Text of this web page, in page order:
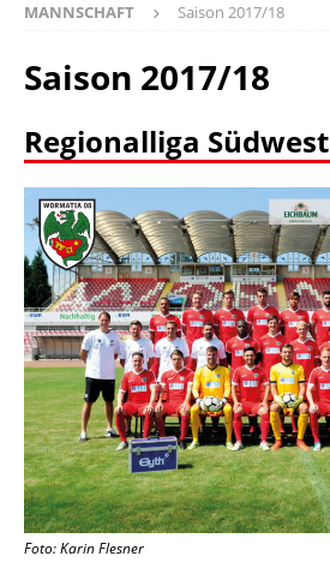
MANNSCHAFT
Saison 2017/18
Saison 2017/18
Regionalliga Südwest
Foto: Karin Flesner